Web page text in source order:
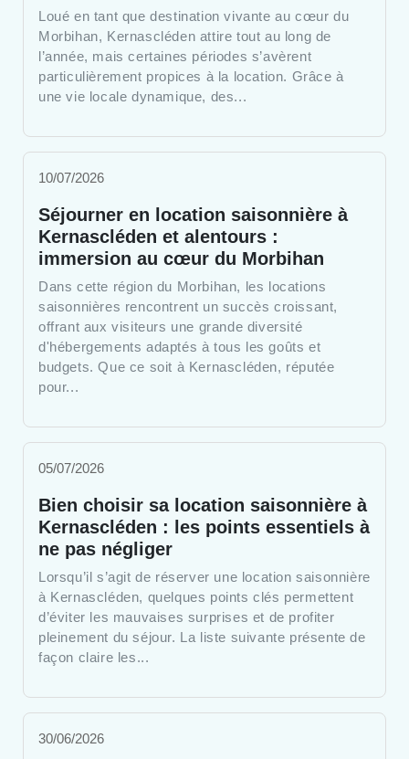
Loué en tant que destination vivante au cœur du
Morbihan, Kernascléden attire tout au long de
l’année, mais certaines périodes s’avèrent
particulièrement propices à la location. Grâce à
une vie locale dynamique, des...
10/07/2026
Séjourner en location saisonnière à
Kernascléden et alentours :
immersion au cœur du Morbihan
Dans cette région du Morbihan, les locations
saisonnières rencontrent un succès croissant,
offrant aux visiteurs une grande diversité
d'hébergements adaptés à tous les goûts et
budgets. Que ce soit à Kernascléden, réputée
pour...
05/07/2026
Bien choisir sa location saisonnière à
Kernascléden : les points essentiels à
ne pas négliger
Lorsqu’il s’agit de réserver une location saisonnière
à Kernascléden, quelques points clés permettent
d’éviter les mauvaises surprises et de profiter
pleinement du séjour. La liste suivante présente de
façon claire les...
30/06/2026